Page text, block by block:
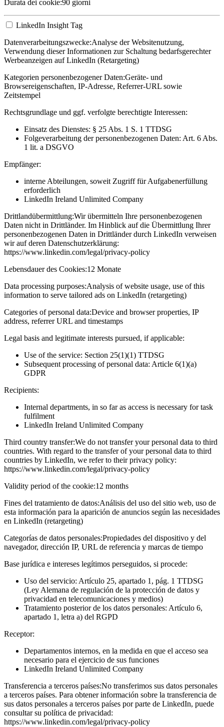
Durata dei cookie:90 giorni
LinkedIn Insight Tag
Datenverarbeitungszwecke:Analyse der Websitenutzung,
Verwendung dieser Informationen zur Schaltung bedarfsgerechter
Werbeanzeigen auf LinkedIn (Retargeting)
Kategorien personenbezogener Daten:Geräte- und
Browsereigenschaften, IP-Adresse, Referrer-URL sowie
Zeitstempel
Rechtsgrundlage und ggf. verfolgte berechtigte Interessen:
Einsatz des Dienstes: § 25 Abs. 1 S. 1 TTDSG
Folgeverarbeitung der personenbezogenen Daten: Art. 6 Abs.
1 lit. a DSGVO
Empfänger:
interne Abteilungen, soweit Zugriff für Aufgabenerfüllung
erforderlich
LinkedIn Ireland Unlimited Company
Drittlandübermittlung:Wir übermitteln Ihre personenbezogenen
Daten nicht in Drittländer. Im Hinblick auf die Übermittlung Ihrer
personenbezogenen Daten in Drittländer durch LinkedIn verweisen
wir auf deren Datenschutzerklärung:
https://www.linkedin.com/legal/privacy-policy
Lebensdauer des Cookies:12 Monate
Data processing purposes:Analysis of website usage, use of this
information to serve tailored ads on LinkedIn (retargeting)
Categories of personal data:Device and browser properties, IP
address, referrer URL and timestamps
Legal basis and legitimate interests pursued, if applicable:
Use of the service: Section 25(1)(1) TTDSG
Subsequent processing of personal data: Article 6(1)(a)
GDPR
Recipients:
Internal departments, in so far as access is necessary for task
fulfilment
LinkedIn Ireland Unlimited Company
Third country transfer:We do not transfer your personal data to third
countries. With regard to the transfer of your personal data to third
countries by LinkedIn, we refer to their privacy policy:
https://www.linkedin.com/legal/privacy-policy
Validity period of the cookie:12 months
Fines del tratamiento de datos:Análisis del uso del sitio web, uso de
esta información para la aparición de anuncios según las necesidades
en LinkedIn (retargeting)
Categorías de datos personales:Propiedades del dispositivo y del
navegador, dirección IP, URL de referencia y marcas de tiempo
Base jurídica e intereses legítimos perseguidos, si procede:
Uso del servicio: Artículo 25, apartado 1, pág. 1 TTDSG
(Ley Alemana de regulación de la protección de datos y
privacidad en telecomunicaciones y medios)
Tratamiento posterior de los datos personales: Artículo 6,
apartado 1, letra a) del RGPD
Receptor:
Departamentos internos, en la medida en que el acceso sea
necesario para el ejercicio de sus funciones
LinkedIn Ireland Unlimited Company
Transferencia a terceros países:No transferimos sus datos personales
a terceros países. Para obtener información sobre la transferencia de
sus datos personales a terceros países por parte de LinkedIn, puede
consultar su política de privacidad:
https://www.linkedin.com/legal/privacy-policy